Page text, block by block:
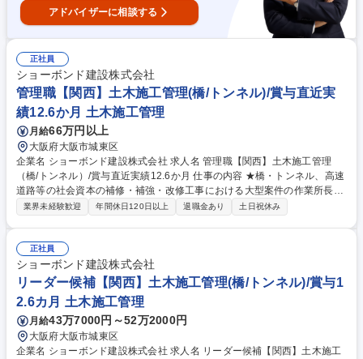
アドバイザーに相談する
正社員
ショーボンド建設株式会社
管理職【関西】土木施工管理(橋/トンネル)/賞与直近実
績12.6か月 土木施工管理
月給66万円以上
大阪府大阪市城東区
企業名 ショーボンド建設株式会社 求人名 管理職【関西】土木施工管理
（橋/トンネル）/賞与直近実績12.6か月 仕事の内容 ★橋・トンネル、高速
道路等の社会資本の補修・補強・改修工事における大型案件の作業所長候
補者として、末永く活躍頂ける方を募集しています。 【仕事の詳細】 ・
版補修工・剥落防止工・伸縮装置取替 募集職種 管理職【関西】土木施工
管理（橋/トンネル）/賞与直近実績12.6か月
業界未経験歓迎 年間休日120日以上 退職金あり 土日祝休み
正社員
ショーボンド建設株式会社
リーダー候補【関西】土木施工管理(橋/トンネル)/賞与1
2.6カ月 土木施工管理
月給43万7000円～52万2000円
大阪府大阪市城東区
企業名 ショーボンド建設株式会社 求人名 リーダー候補【関西】土木施工